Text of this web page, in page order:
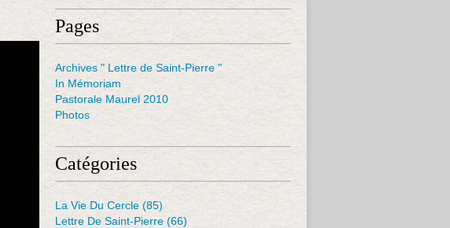
Pages
Archives " Lettre de Saint-Pierre "
In Mémoriam
Pastorale Maurel 2010
Photos
Catégories
La Vie Du Cercle (85)
Lettre De Saint-Pierre (66)